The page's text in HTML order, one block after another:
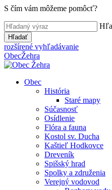
S čím vám môžeme pomôcť?
Hľadať
rozšírené vyhľadávanie
ObecŽehra
Obec
História
Staré mapy
Súčasnosť
Osídlenie
Flóra a fauna
Kostol sv. Ducha
Kaštieľ Hodkovce
Dreveník
Spišský hrad
Spolky a združenia
Verejný vodovod